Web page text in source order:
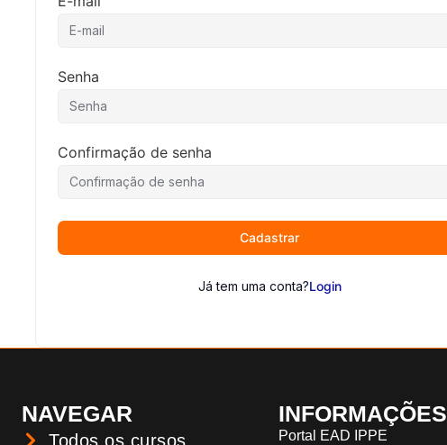
Senha
Confirmação de senha
Cadastrar
Já tem uma conta?Login
NAVEGAR
Todos os cursos
INFORMAÇÕES
Portal EAD IPPE